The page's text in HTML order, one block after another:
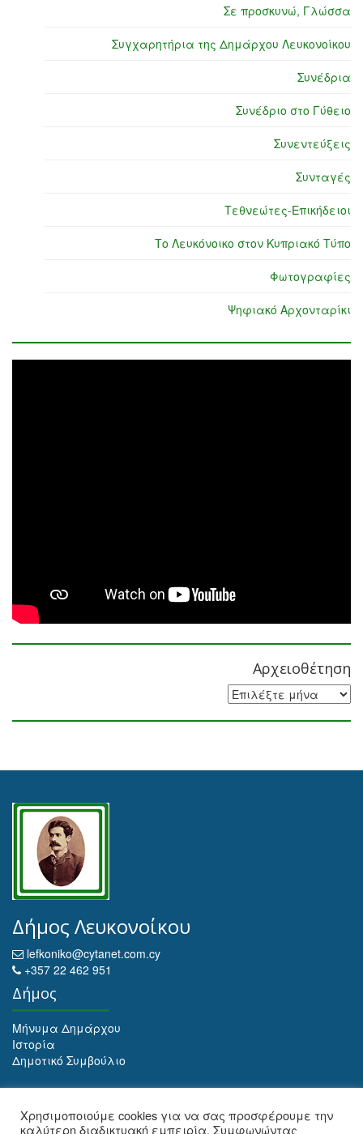
Σε προσκυνώ, Γλώσσα
Συγχαρητήρια της Δημάρχου Λευκονοίκου
Συνέδρια
Συνέδριο στο Γύθειο
Συνεντεύξεις
Συνταγές
Τεθνεώτες-Επικήδειοι
Το Λευκόνοικο στον Κυπριακό Τύπο
Φωτογραφίες
Ψηφιακό Αρχονταρίκι
Αρχειοθέτηση
Αρχειοθέτηση
Δήμος Λευκονοίκου
lefkoniko@cytanet.com.cy
+357 22 462 951
Δήμος
Μήνυμα Δημάρχου
Ιστορία
Δημοτικό Συμβούλιο
Αρχειοθέτηση
Χρησιμοποιούμε cookies για να σας προσφέρουμε την
καλύτερη διαδικτυακή εμπειρία. Συμφωνώντας